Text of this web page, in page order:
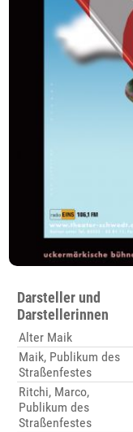
Darsteller und
Darstellerinnen
Alter Maik
Maik, Publikum des
Straßenfestes
Ritchi, Marco,
Publikum des
Straßenfestes